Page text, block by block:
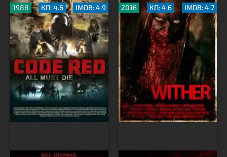
1988 КП: 4.6 IMDB: 4.9 2016 КП: 4.6 IMDB: 4.7